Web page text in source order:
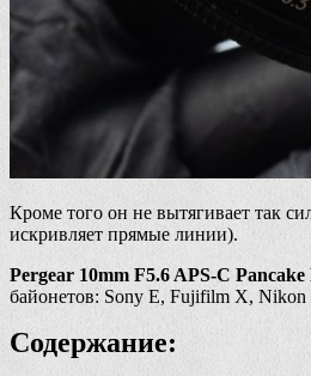
Кроме того он не вытягивает так
искривляет прямые линии).
Pergear 10mm F5.6 APS-C Pancake
байонетов: Sony E, Fujifilm X,
Содержание: